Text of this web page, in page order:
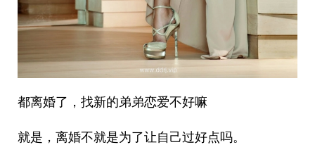
都离婚了，找新的弟弟恋爱不好嘛
就是，离婚不就是为了让自己过好点吗。